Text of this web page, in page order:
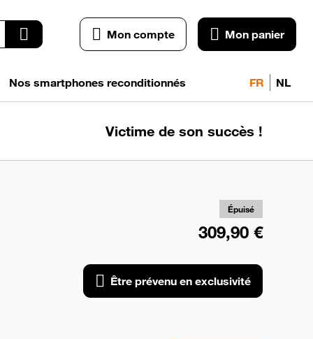
Mon compte Mon panier
Nos smartphones reconditionnés FR NL
Victime de son succès !
Épuisé
309,90 €
Être prévenu en exclusivité